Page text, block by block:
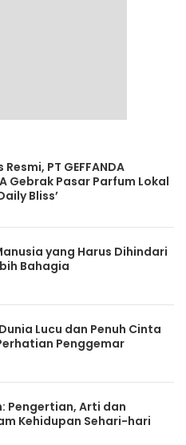
PT GEFFANDA
Gebrak Pasar Parfum Lokal
Bliss’
yang Harus Dihindari
Bahagia
Lucu dan Penuh Cinta
Penggemar
Pengertian, Arti dan
Kehidupan Sehari-hari